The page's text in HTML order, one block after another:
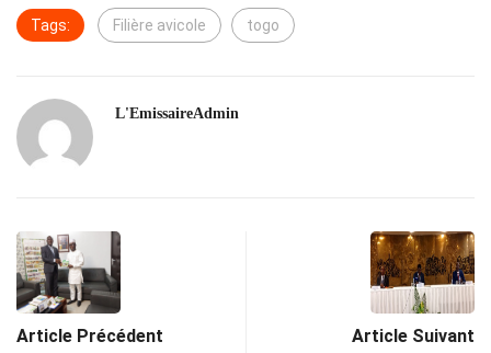
Tags: Filière avicole togo
L'EmissaireAdmin
Article Précédent Article Suivant